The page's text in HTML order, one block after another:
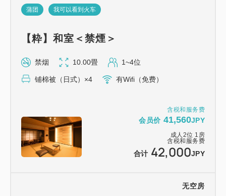
您可以在宽敞的公共浴池（提供热水和温水）或露天浴
温泉水为弱碱性泉水。
此外，在大型公共浴池入口处，我们还设有一处即使在
含税和服务费
会员价 41,560JPY
成人 2位 1 房
含税和服务费
合计 42,000JPY
蒲团 我可以看到火车
【粋】和室＜禁煙＞
禁烟 10.00畳 1~4位
铺棉被（日式）×4 有Wifi（免费）
无空房